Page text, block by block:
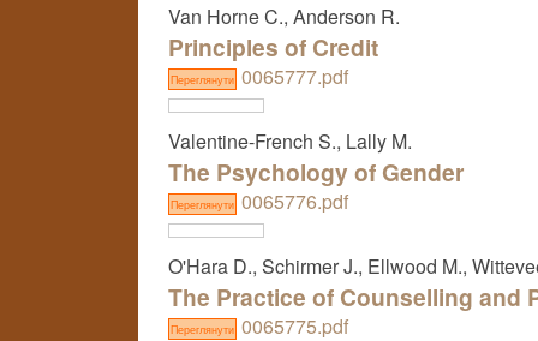
Van Horne C., Anderson R.
Principles of Credit
Переглянути 0065777.pdf
Valentine-French S., Lally M.
The Psychology of Gender
Переглянути 0065776.pdf
O'Hara D., Schirmer J., Ellwood M.,
The Practice of Counselling and
Переглянути 0065775.pdf